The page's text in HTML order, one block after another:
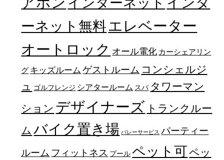
ーネット無料エレベーター
オートロック オール電化 カーシェアリン
グ キッズルーム ゲストルーム コンシェルジ
ュ
ゴルフレンジ シアタールーム スパ タワーマン
ション デザイナーズ トランクルー
ム バイク置き場 バレーサービス パーティー
ルーム フィットネス プール ペット可ペッ